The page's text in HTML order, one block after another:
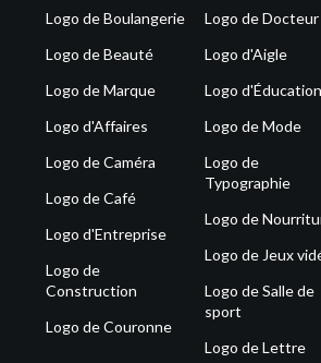
Logo de Boulangerie
Logo de Beauté
Logo de Marque
Logo d'Affaires
Logo de Caméra
Logo de Café
Logo d'Entreprise
Logo de
Construction
Logo de Couronne
Logo de Docteur
Logo d'Aigle
Logo d'Éducation
Logo de Mode
Logo de
Typographie
Logo de
Logo de Jeux
Logo de Salle de
sport
Logo de Lettre